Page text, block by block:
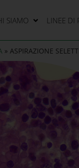
SIAMO LINEE DI
» ASPIRAZIONE